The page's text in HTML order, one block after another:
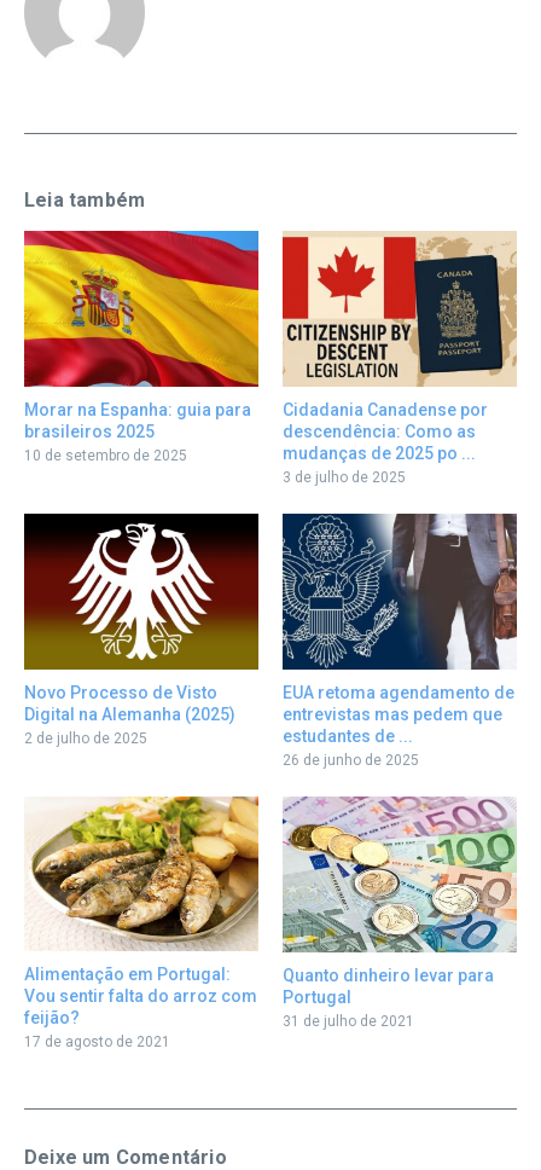
Leia também
Morar na Espanha: guia para
brasileiros 2025
10 de setembro de 2025
Cidadania Canadense por
descendência: Como as
mudanças de 2025 po ...
3 de julho de 2025
Novo Processo de Visto
Digital na Alemanha (2025)
2 de julho de 2025
EUA retoma agendamento de
entrevistas mas pedem que
estudantes de ...
26 de junho de 2025
Alimentação em Portugal:
Vou sentir falta do arroz com
feijão?
17 de agosto de 2021
Quanto dinheiro levar para
Portugal
31 de julho de 2021
Deixe um Comentário